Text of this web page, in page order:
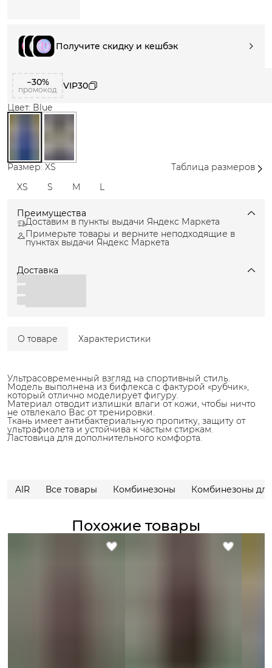
Получите скидку и кешбэк
−30%
промокод
VIP30
Цвет: Blue
Размер: XS
Таблица размеров
XS
S M L
Преимущества
Доставим в пункты выдачи Яндекс Маркета
Примерьте товары и верните неподходящие в
пунктах выдачи Яндекс Маркета
Доставка
О товаре Характеристики
Ультрасовременный взгляд на спортивный стиль.
Модель выполнена из бифлекса с фактурой «рубчик»,
который отлично моделирует фигуру.
Материал отводит излишки влаги от кожи, чтобы ничто
не отвлекало Вас от тренировки.
Ткань имеет антибактериальную пропитку, защиту от
ультрафиолета и устойчива к частым стиркам.
Ластовица для дополнительного комфорта.
AIR Все товары Комбинезоны Комбинезоны
Похожие товары